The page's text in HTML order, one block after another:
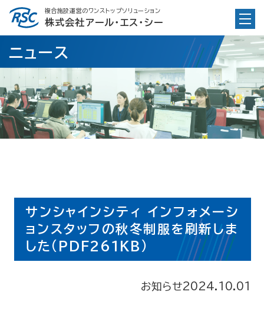
Skip
content
複合施設運営のワンストップソリューション
株式会社アール・エス・シー
ニュース
サンシャインシティ インフォメーシ
ョンスタッフの秋冬制服を刷新しま
した(PDF261KB)
お知らせ2024.10.01